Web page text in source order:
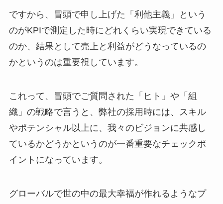
ですから、冒頭で申し上げた「利他主義」という
のがKPIで測定した時にどれくらい実現できている
のか、結果として売上と利益がどうなっているの
かというのは重要視しています。
これって、冒頭でご質問された「ヒト」や「組
織」の戦略で言うと、弊社の採用時には、スキル
やポテンシャル以上に、我々のビジョンに共感し
ているかどうかというのが一番重要なチェックポ
イントになっています。
グローバルで世の中の最大幸福が作れるようなプ